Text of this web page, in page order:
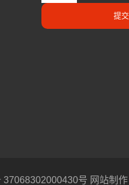
提交
37068302000430号 网站制作